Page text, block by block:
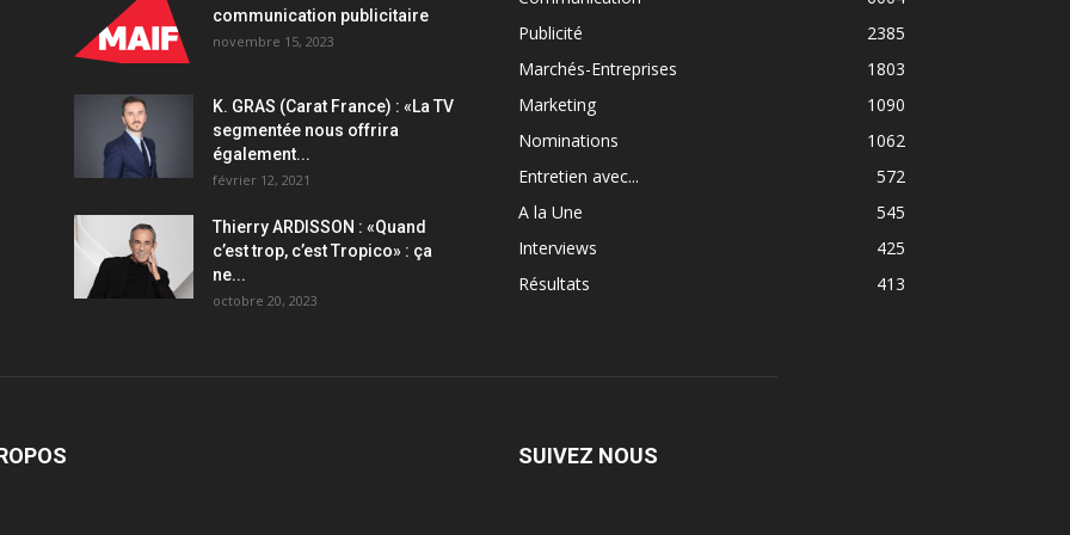
communication publicitaire
novembre 15, 2023
K. GRAS (Carat France) : «La TV
segmentée nous offrira
également...
février 12, 2021
Thierry ARDISSON : «Quand
c’est trop, c’est Tropico» : ça
ne...
octobre 20, 2023
Publicité
2385
Marchés-Entreprises
1803
Marketing
1090
Nominations
1062
Entretien avec...
572
A la Une
545
Interviews
425
Résultats
413
SUIVEZ NOUS